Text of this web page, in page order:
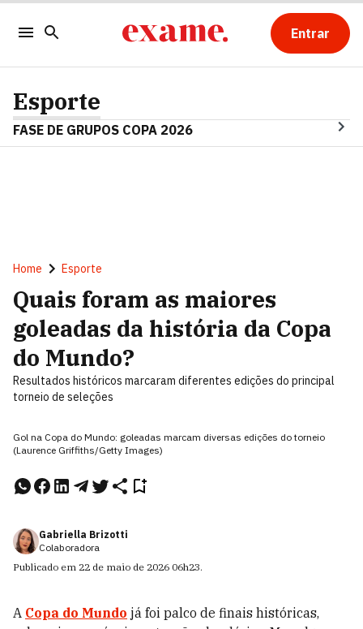
Entrar
Esporte
FASE DE GRUPOS COPA 2026
Home Esporte
Quais foram as maiores
goleadas da história da Copa
do Mundo?
Resultados históricos marcaram diferentes edições do principal
torneio de seleções
Gol na Copa do Mundo: goleadas marcam diversas edições do torneio
(Laurence Griffiths/Getty Images)
Gabriella Brizotti
Colaboradora
Publicado em 22 de maio de 2026 06h23.
A Copa do Mundo já foi palco de finais históricas,